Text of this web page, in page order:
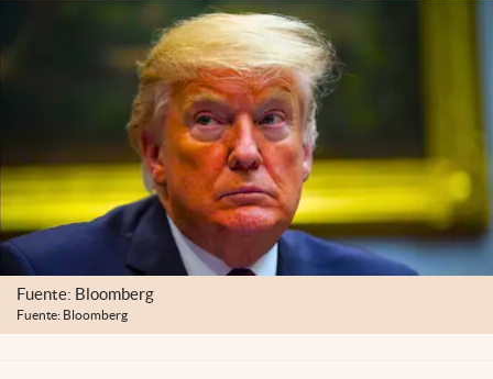
Fuente: Bloomberg
Fuente: Bloomberg